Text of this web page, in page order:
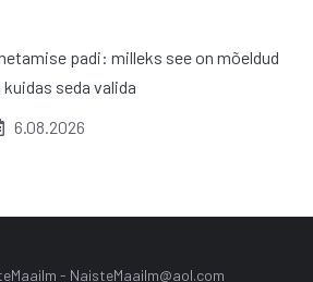
padi: milleks see on mõeldud
kuidas seda valida
6.08.2026
- NaisteMaailm@aol.com